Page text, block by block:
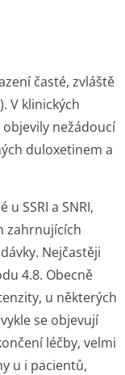
časté, zvláště
). V klinických
nežádoucí
duloxetinem a
SSRI a SNRI,
zahrnujících
Nejčastěji
4.8. Obecně
u některých
se objevují
léčby, velmi
u i pacientů,